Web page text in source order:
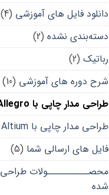
دانلود فایل های آموزشی (4)
دسته‌بندی نشده (2)
رباتیک (2)
شرح دوره های آموزشی (10)
طراحی مدار چاپی با Allegro
طراحی مدار چاپی با Altium
فایل های ارسالی شما (5)
محصــــــــــولات طراحی
شده